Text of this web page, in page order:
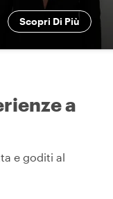
Scopri Di Più
a
e goditi al